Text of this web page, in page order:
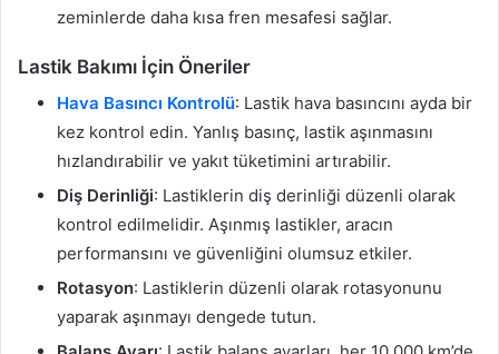
zeminlerde daha kısa fren mesafesi sağlar.
Lastik Bakımı İçin Öneriler
Hava Basıncı Kontrolü: Lastik hava basıncını ayda bir
kez kontrol edin. Yanlış basınç, lastik aşınmasını
hızlandırabilir ve yakıt tüketimini artırabilir.
Diş Derinliği: Lastiklerin diş derinliği düzenli olarak
kontrol edilmelidir. Aşınmış lastikler, aracın
performansını ve güvenliğini olumsuz etkiler.
Rotasyon: Lastiklerin düzenli olarak rotasyonunu
yaparak aşınmayı dengede tutun.